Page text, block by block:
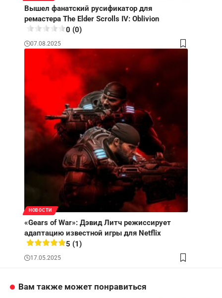
Вышел фанатский русификатор для
ремастера The Elder Scrolls IV: Oblivion
0 (0)
07.08.2025
НОВОСТИ
«Gears of War»: Дэвид Литч режиссирует
адаптацию известной игры для Netflix
5 (1)
17.05.2025
Вам также может понравиться